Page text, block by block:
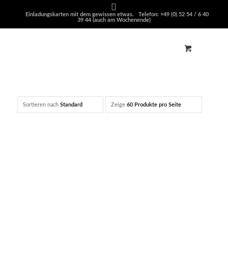
Einladungskarten mit dem gewissen etwas. Telefon: +49 (0) 52 54 / 6 40
39 44 (auch am Wochenende)
Sortieren nach Standard Zeige 60 Produkte pro Seite